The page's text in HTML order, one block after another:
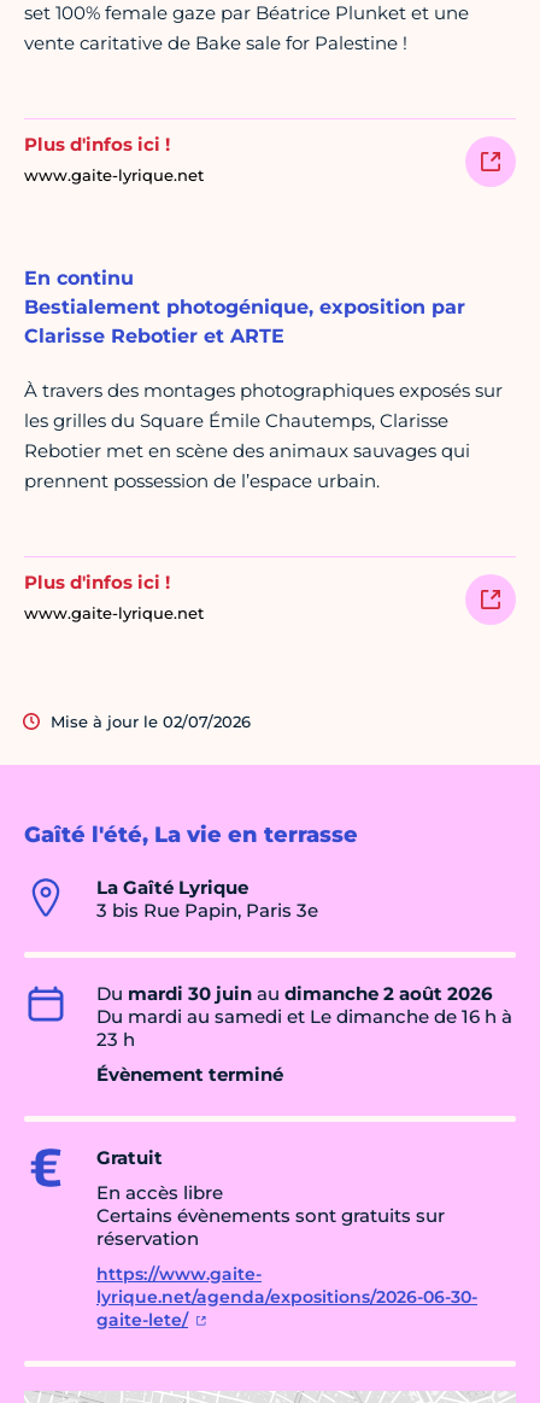
Gaîté l'été, La vie en terrasse
La Gaîté Lyrique
3 bis Rue Papin, Paris 3e
Du mardi 30 juin au dimanche 2 août 2026
Du mardi au samedi et Le dimanche de 16 h à
23 h
Évènement terminé
Gratuit
En accès libre
Certains évènements sont gratuits sur
réservation
https://www.gaite-
lyrique.net/agenda/expositions/2026-06-30-
gaite-lete/
set 100% female gaze par Béatrice Plunket et une
vente caritative de Bake sale for Palestine !
Plus d'infos ici !
www.gaite-lyrique.net
En continu
Bestialement photogénique, exposition par
Clarisse Rebotier et ARTE
À travers des montages photographiques exposés sur
les grilles du Square Émile Chautemps, Clarisse
Rebotier met en scène des animaux sauvages qui
prennent possession de l’espace urbain.
Plus d'infos ici !
www.gaite-lyrique.net
Mise à jour le 02/07/2026